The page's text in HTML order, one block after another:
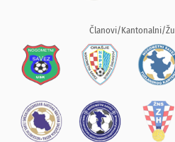
Članovi/Kantonalni/